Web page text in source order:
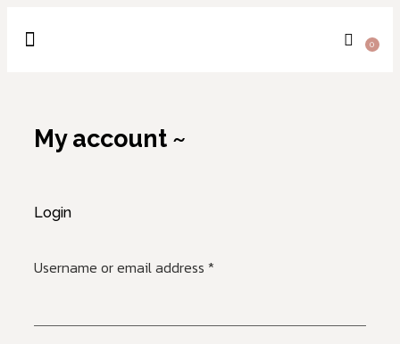
0
My account
Login
Username or email address *